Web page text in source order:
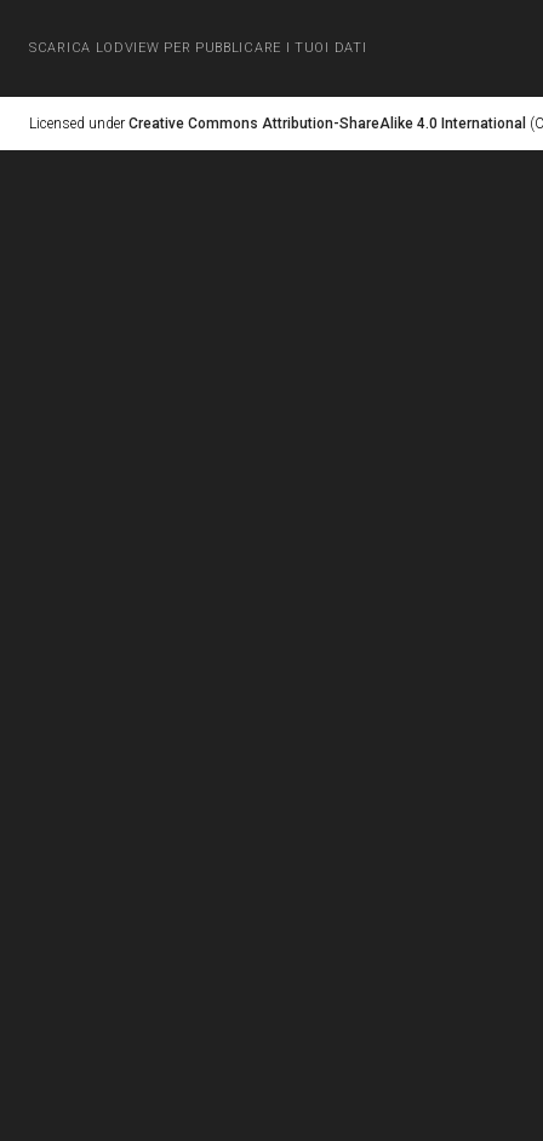
SCARICA LODVIEW PER PUBBLICARE I TUOI DATI
Licensed under Creative Commons Attribution-ShareAlike 4.0 International